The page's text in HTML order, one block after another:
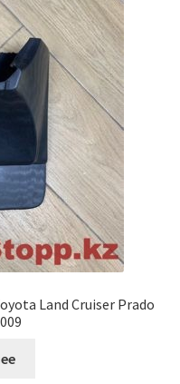
Land Cruiser Prado